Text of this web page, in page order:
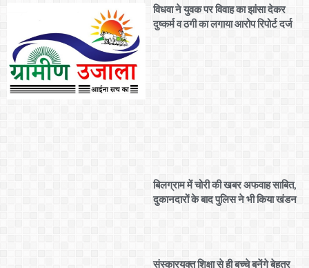
विधवा ने युवक पर विवाह का झांसा देकर
दुष्कर्म व ठगी का लगाया आरोप रिपोर्ट दर्ज
बिलग्राम में चोरी की खबर अफवाह साबित,
दुकानदारों के बाद पुलिस ने भी किया खंडन